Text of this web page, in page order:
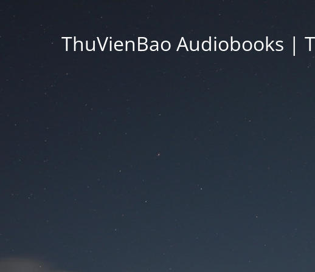
ThuVienBao Audiobooks |